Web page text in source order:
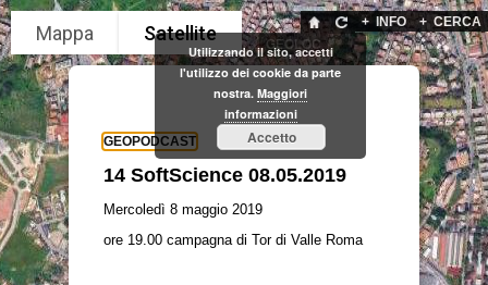
+CERCA
+ INFO
GEOLOC
Utilizzando il sito, accetti
l'utilizzo dei cookie da parte
nostra. Maggiori
informazioni
Accetto